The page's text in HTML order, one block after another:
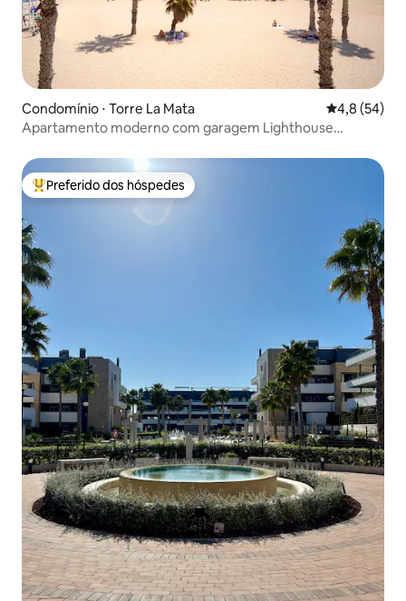
Condomínio ⋅ Torre La Mata 4,8 de uma
4,8 (54)
Apartamento moderno com garagem Lighthouse
Entre os melhores preferidos dos hóspedes
Preferido dos hóspedes